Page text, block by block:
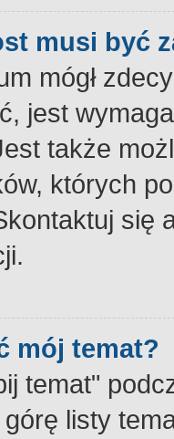
musi być
mógł
jest
także
których
się
mój temat?
temat"
listy